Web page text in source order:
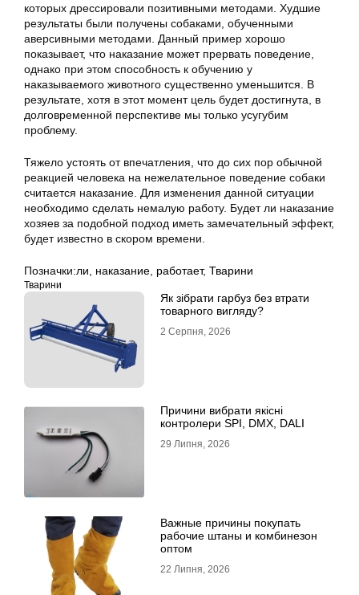
которых дрессировали позитивными методами. Худшие
результаты были получены собаками, обученными
аверсивными методами. Данный пример хорошо
показывает, что наказание может прервать поведение,
однако при этом способность к обучению у
наказываемого животного существенно уменьшится. В
результате, хотя в этот момент цель будет достигнута, в
долговременной перспективе мы только усугубим
проблему.
Тяжело устоять от впечатления, что до сих пор обычной
реакцией человека на нежелательное поведение собаки
считается наказание. Для изменения данной ситуации
необходимо сделать немалую работу. Будет ли наказание
хозяев за подобной подход иметь замечательный эффект,
будет известно в скором времени.
Позначки:ли наказание работает, Тварини
Тварини
Як зібрати гарбуз без втрати
товарного вигляду?
2 Серпня, 2026
Причини вибрати якісні
контролери SPI, DMX, DALI
29 Липня, 2026
Важные причины покупать
рабочие штаны и комбинезон
оптом
22 Липня, 2026